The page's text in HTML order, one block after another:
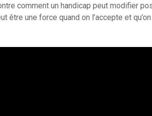
comment un handicap peut modifier
être une force quand on l’accepte et